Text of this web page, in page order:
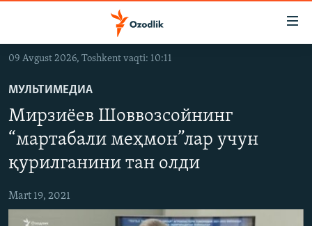
Асосий
ўтинг
Қидиришга
OZODVIDEO
OZODARXIV
На русском
ИЖТИМОИЙ ТАРМОҚЛАР
09 Avgust 2026, Toshkent vaqti: 10:11
МУЛЬТИМЕДИА
Мирзиëев Шоввозсойнинг
“мартабали меҳмон”лар учун
қурилганини тан олди
Mart 19, 2021